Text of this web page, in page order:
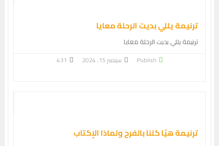
ترنيمة يللي بديت الرحلة معايا
ترنيمة يللي بديت الرحلة معايا
Publish سبتمبر 15, 2024 431
ترنيمة هيّا كلنا بالفرح ولماذا الإكتاب